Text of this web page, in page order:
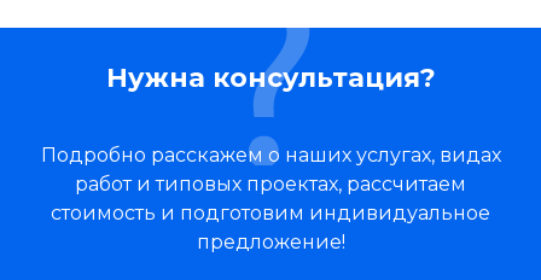
Нужна консультация?
Подробно расскажем о наших услугах, видах
работ и типовых проектах, рассчитаем
стоимость и подготовим индивидуальное
предложение!